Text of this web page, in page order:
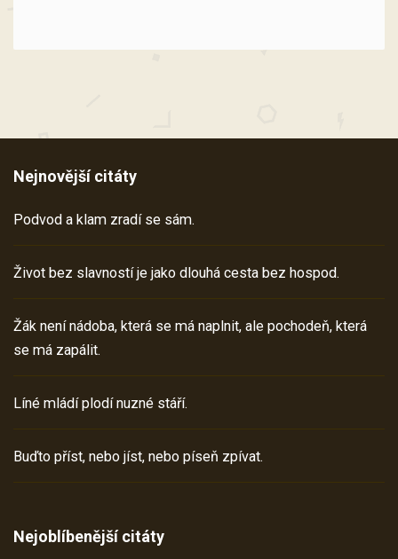
Nejnovější citáty
Podvod a klam zradí se sám.
Život bez slavností je jako dlouhá cesta bez hospod.
Žák není nádoba, která se má naplnit, ale pochodeň, která
se má zapálit.
Líné mládí plodí nuzné stáří.
Buďto příst, nebo jíst, nebo píseň zpívat.
Nejoblíbenější citáty